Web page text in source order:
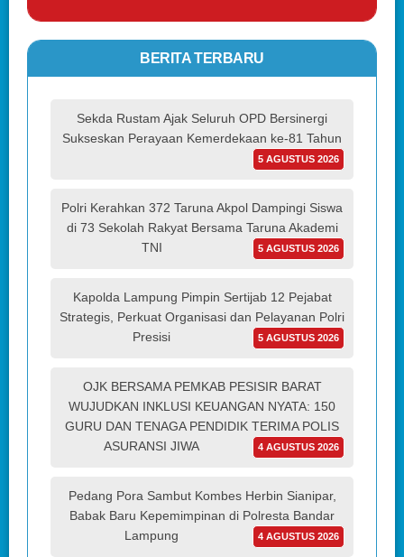
BERITA TERBARU
Sekda Rustam Ajak Seluruh OPD Bersinergi
Sukseskan Perayaan Kemerdekaan ke-81 Tahun
5 AGUSTUS 2026
Polri Kerahkan 372 Taruna Akpol Dampingi Siswa
di 73 Sekolah Rakyat Bersama Taruna Akademi
TNI
5 AGUSTUS 2026
Kapolda Lampung Pimpin Sertijab 12 Pejabat
Strategis, Perkuat Organisasi dan Pelayanan Polri
Presisi
5 AGUSTUS 2026
OJK BERSAMA PEMKAB PESISIR BARAT
WUJUDKAN INKLUSI KEUANGAN NYATA: 150
GURU DAN TENAGA PENDIDIK TERIMA POLIS
ASURANSI JIWA
4 AGUSTUS 2026
Pedang Pora Sambut Kombes Herbin Sianipar,
Babak Baru Kepemimpinan di Polresta Bandar
Lampung
4 AGUSTUS 2026